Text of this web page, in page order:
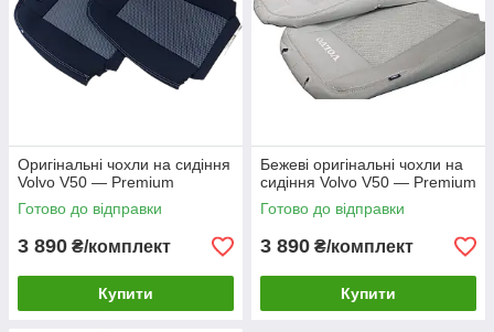
Оригінальні чохли на сидіння
Volvo V50 — Premium
Готово до відправки
3 890 ₴/комплект
Купити
Бежеві оригінальні чохли на
сидіння Volvo V50 — Premium
Готово до відправки
3 890 ₴/комплект
Купити